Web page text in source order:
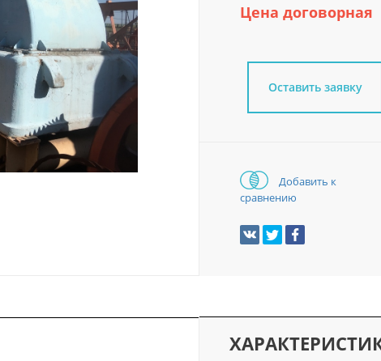
Цена договорная
Оставить заявку
Добавить к
сравнению